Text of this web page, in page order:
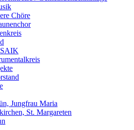
Chöre
Jungfrau Maria
St. Margareten